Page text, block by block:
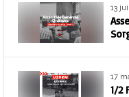
13
17
1/2